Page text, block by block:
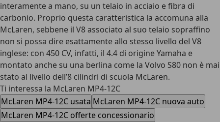
interamente a mano, su un telaio in acciaio e fibra di
carbonio. Proprio questa caratteristica la accomuna alla
McLaren, sebbene il V8 associato al suo telaio sopraffino
non si possa dire esattamente allo stesso livello del V8
inglese: con 450 CV, infatti, il 4.4 di origine Yamaha e
montato anche su una berlina come la Volvo S80 non è mai
stato al livello dell’8 cilindri di scuola McLaren.
Ti interessa la McLaren MP4-12C
McLaren MP4-12C usata McLaren MP4-12C nuova auto
McLaren MP4-12C offerte concessionario